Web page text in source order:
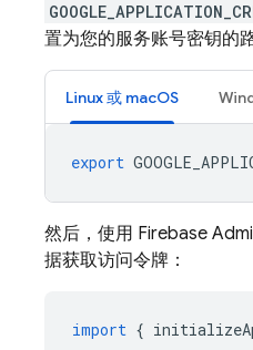
置为您的服务账号密钥的路
Linux 或 macOS
export
然后，使用 Firebase
据获取访问令牌：
import {